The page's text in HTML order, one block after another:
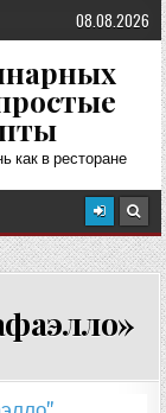
08.08.2026
как в ресторане